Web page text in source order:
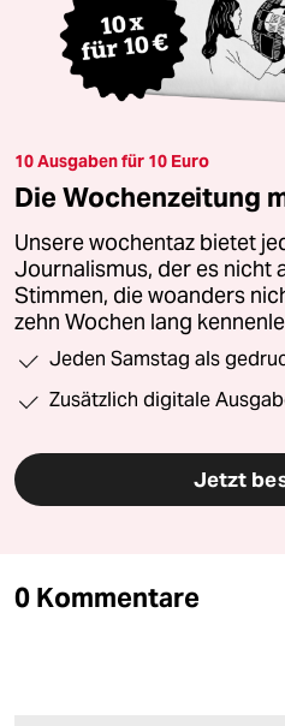
10 Ausgaben für 10 Euro
Die Wochenzeitung
Unsere wochentaz bietet
Journalismus, der es nicht
Stimmen, die woanders
zehn Wochen lang
Jeden Samstag als
Zusätzlich digitale
Jetzt
0 Kommentare